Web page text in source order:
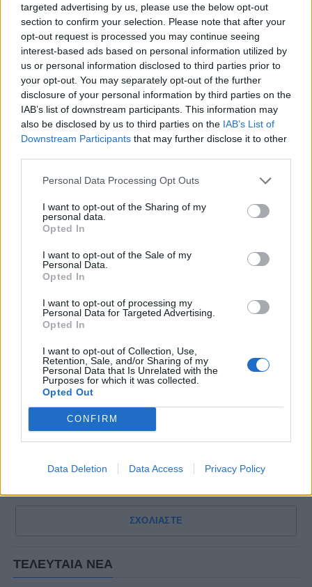
targeted advertising by us, please use the below opt-out
section to confirm your selection. Please note that after your
opt-out request is processed you may continue seeing
interest-based ads based on personal information utilized by
us or personal information disclosed to third parties prior to
your opt-out. You may separately opt-out of the further
disclosure of your personal information by third parties on the
IAB’s list of downstream participants. This information may
also be disclosed by us to third parties on the IAB’s List of
Downstream Participants that may further disclose it to other
Personal Data Processing Opt Outs
I want to opt-out of the Sharing of my
personal data.
Opted In
I want to opt-out of the Sale of my
Personal Data.
Opted In
I want to opt-out of processing my
Personal Data for Targeted Advertising.
Opted In
I want to opt-out of Collection, Use,
Retention, Sale, and/or Sharing of my
Personal Data that Is Unrelated with the
Purposes for which it was collected.
Opted Out
CONFIRM
Data Deletion Data Access Privacy Policy
ΣΧΟΛΙΑΣΤΕ
ΤΕΛΕΥΤΑΙΑ ΝΕΑ